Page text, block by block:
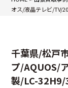
オス/液晶テレビ/TV/
千葉県/松戸
プ/AQUOS/
製/LC-32H9/